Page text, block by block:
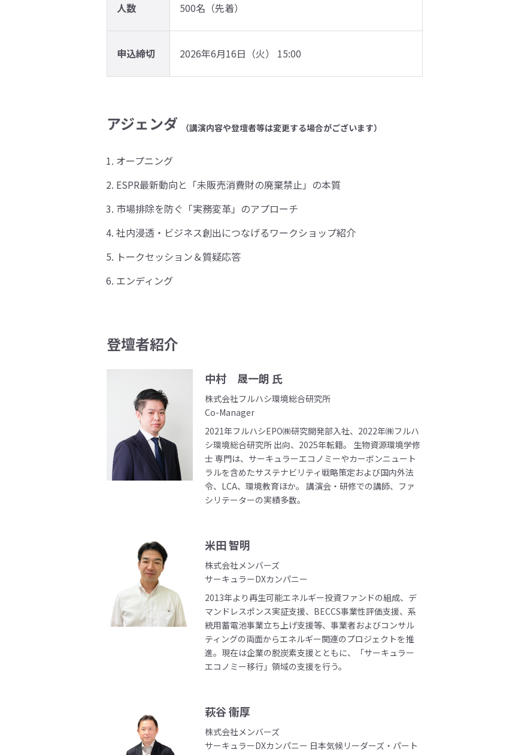
人数 500名（先着）
申込締切 2026年6月16日（火） 15:00
アジェンダ （講演内容や登壇者等は変更する場合がございます）
オープニング
ESPR最新動向と「未販売消費財の廃棄禁止」の本質
市場排除を防ぐ「実務変革」のアプローチ
社内浸透・ビジネス創出につなげるワークショップ紹介
トークセッション＆質疑応答
エンディング
登壇者紹介
中村 晟一朗 氏
株式会社フルハシ環境総合研究所
Co-Manager
2021年フルハシEPO㈱研究開発部入社、2022年㈱フルハ
シ環境総合研究所 出向、2025年転籍。 生物資源環境学修
士 専門は、サーキュラーエコノミーやカーボンニュート
ラルを含めたサステナビリティ戦略策定および国内外法
令、LCA、環境教育ほか。 講演会・研修での講師、ファ
シリテーターの実績多数。
米田 智明
株式会社メンバーズ
サーキュラーDXカンパニー
2013年より再生可能エネルギー投資ファンドの組成、デ
マンドレスポンス実証支援、BECCS事業性評価支援、系
統用蓄電池事業立ち上げ支援等、事業者およびコンサル
ティングの両面からエネルギー関連のプロジェクトを推
進。現在は企業の脱炭素支援とともに、「サーキュラー
エコノミー移行」領域の支援を行う。
萩谷 衞厚
株式会社メンバーズ
サーキュラーDXカンパニー 日本気候リーダーズ・パート